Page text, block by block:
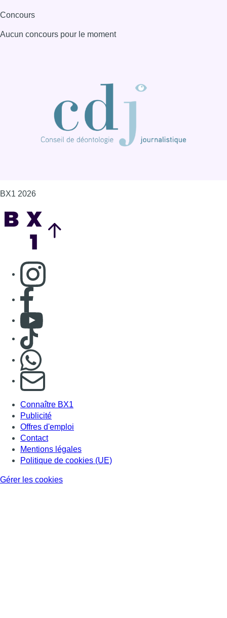
Concours
Aucun concours pour le moment
BX1 2026
Consulter page Instagram
Consulter page Facebook
Consulter Youtube
Consulter TikTok
S'abonner à notre newsletter
Connaître BX1
Publicité
Offres d'emploi
Contact
Mentions légales
Politique de cookies (UE)
Gérer les cookies